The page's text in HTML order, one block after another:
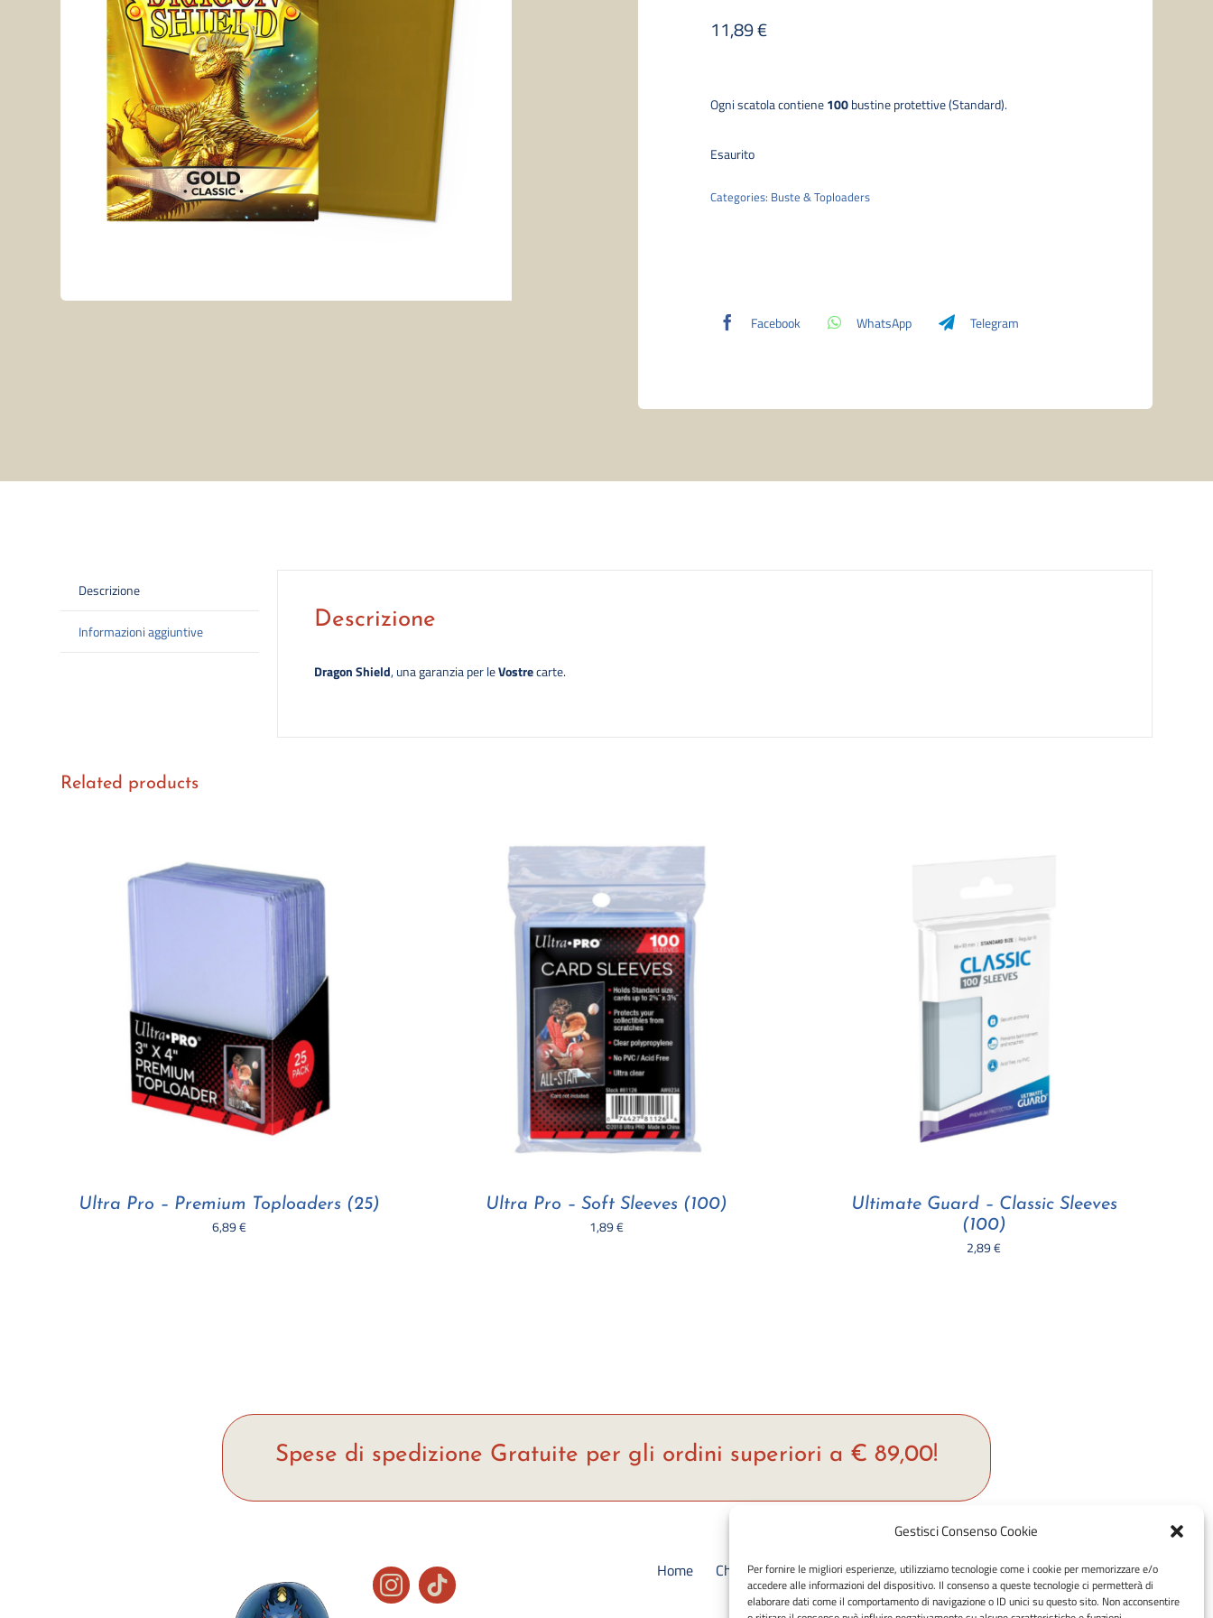
Gestisci Consenso Cookie
Per fornire le migliori esperienze, utilizziamo tecnologie come i cookie per memorizzare e/o
accedere alle informazioni del dispositivo. Il consenso a queste tecnologie ci permetterà di
elaborare dati come il comportamento di navigazione o ID unici su questo sito. Non acconsentire
11,89€
Ogni scatola contiene100bustine protettive (Standard).
Esaurito
Categories: Buste & Toploaders
Facebook WhatsApp Telegram
Descrizione
Informazioni aggiuntive Descrizione
Dragon Shield, una garanzia per leVostrecarte.
Related products
Ultra Pro – Premium Toploaders (25)
6,89€
Ultra Pro – Soft Sleeves (100)
1,89€
Ultimate Guard – Classic Sleeves
(100)
2,89€
Spese di spedizione Gratuite per gli ordini superiori a € 89,00!
Home Chi siamo
Shop
Carrello
Metodi di pagamento accettati:
Bonifico Bancario (SEPA)